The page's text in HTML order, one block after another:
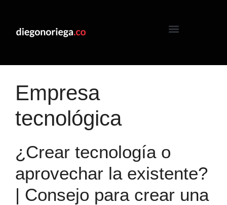
Empresa
tecnológica
¿Crear tecnología o
aprovechar la existente?
| Consejo para crear una